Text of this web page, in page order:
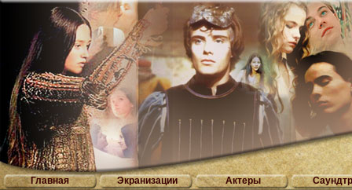
Главная Экранизации Актеры